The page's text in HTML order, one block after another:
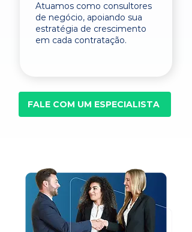
Atuamos como consultores
de negócio, apoiando sua
estratégia de crescimento
em cada contratação.
FALE COM UM ESPECIALISTA